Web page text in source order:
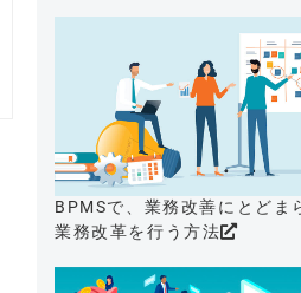
BPMSで、業務改善にとどま
業務改革を行う方法